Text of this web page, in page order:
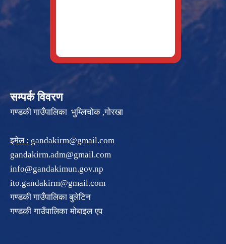
सम्पर्क विवरण
गण्डकी गाउँपालिका भुम्लिचोक ,गोरखा
इमेल : gandakirm@gmail.com
gandakirm.adm@gmail.com
info@gandakimun.gov.np
ito.gandakirm@gmail.com
गण्डकी गाउँपालिका बुलेटिन
गण्डकी गाउँपालिका मोबाइल एप